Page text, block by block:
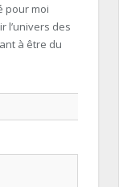
pour moi
l’univers des
à être du